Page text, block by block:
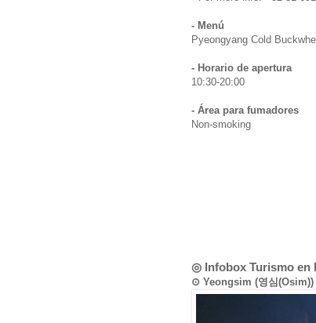
- Menú
Pyeongyang Cold
- Horario de apertura
10:30-20:00
- Área para fumadores
Non-smoking
◎ Infobox Turismo en
⊙ Yeongsim (영심(Osim))